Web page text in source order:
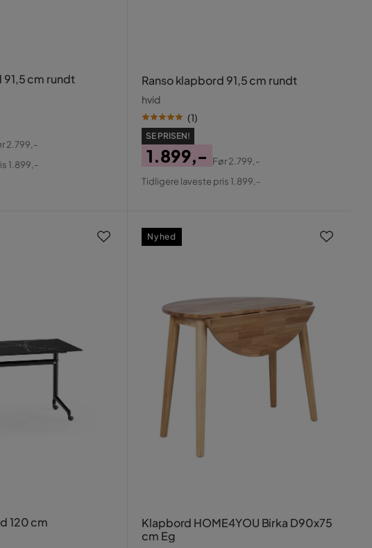
91,5 cm rundt
2.799,-
1.899,-
Ranso klapbord 91,5 cm rundt
hvid
(1)
SE PRISEN!
Pris
1.899,-
Original
Før2.799,-
Tidligere laveste pris 1.899,-
120 cm
Klapbord HOME4YOU Birka D90x75
cm Eg
Nyhed